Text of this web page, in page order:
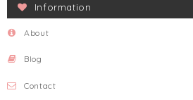
Information
About
Blog
Contact